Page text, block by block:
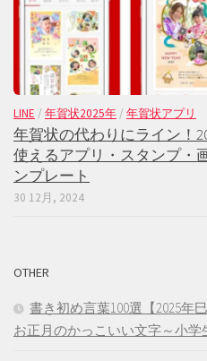
LINE / 年賀状2025年 / 年賀状アプリ
年賀状の代わりにライン！
使えるアプリ・スタンプ・
ンプレート
30 12月, 2024
OTHER
書き初め言葉100選【2025年
お正月のかっこいい文字～小学